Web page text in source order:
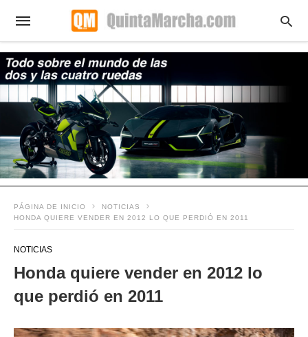
PÁGINA DE INICIO
NOTICIAS
HONDA QUIERE VENDER EN 2012 LO QUE PERDIÓ EN 2011
NOTICIAS
Honda quiere vender en 2012 lo
que perdió en 2011